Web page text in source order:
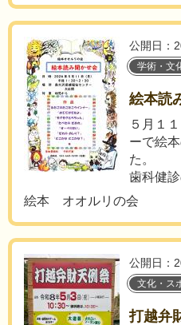
公開日：
学術・文
絵本読
５月１
ーで絵
た。
歯科健
絵本 オオルリの会
公開日：
文化・ス
打越弁